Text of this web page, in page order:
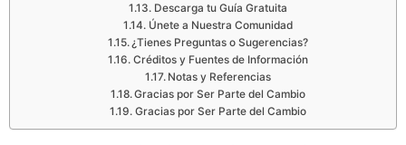
Descarga tu Guía Gratuita
Únete a Nuestra Comunidad
¿Tienes Preguntas o Sugerencias?
Créditos y Fuentes de Información
Notas y Referencias
Gracias por Ser Parte del Cambio
Gracias por Ser Parte del Cambio